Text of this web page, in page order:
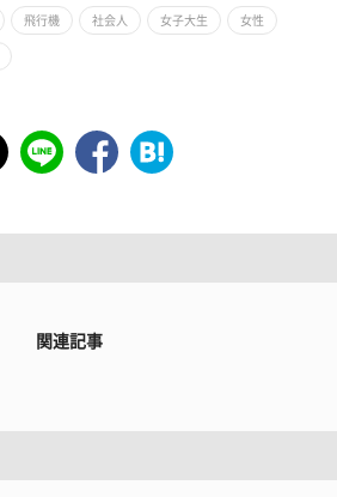
飛行機 社会人 女子大生 女性
関連記事